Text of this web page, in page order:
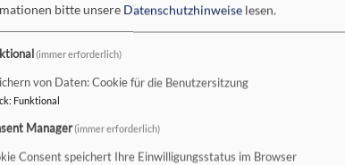
nah
auf dem Neustädter Marktplatz
bitte unsere Datenschutzhinweise lesen.
(immer erforderlich)
von Daten: Cookie für die Benutzersitzung
: Funktional
Manager(immer erforderlich)
Consent speichert Ihre Einwilligungsstatus im Browser